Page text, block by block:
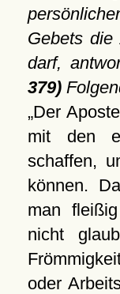
Gebets die
darf,
379)
Der
mit den
schaffen,
können.
man
nicht
oder